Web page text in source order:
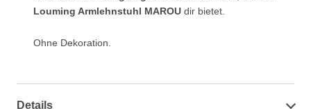
Louming Armlehnstuhl MAROU dir bietet.
Ohne Dekoration.
Details